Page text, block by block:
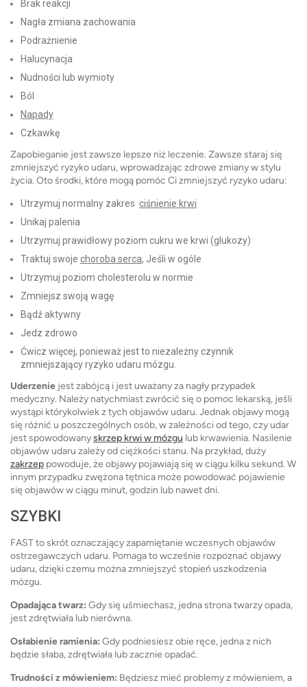
Brak reakcji
Nagła zmiana zachowania
Podrażnienie
Halucynacja
Nudności lub wymioty
Ból
Napady
Czkawkę
Zapobieganie jest zawsze lepsze niż leczenie. Zawsze staraj się
zmniejszyć ryzyko udaru, wprowadzając zdrowe zmiany w stylu
życia. Oto środki, które mogą pomóc Ci zmniejszyć ryzyko udaru:
Utrzymuj normalny zakres ciśnienie krwi
Unikaj palenia
Utrzymuj prawidłowy poziom cukru we krwi (glukozy)
Traktuj swoje choroba serca, Jeśli w ogóle
Utrzymuj poziom cholesterolu w normie
Zmniejsz swoją wagę
Bądź aktywny
Jedz zdrowo
Ćwicz więcej, ponieważ jest to niezależny czynnik
zmniejszający ryzyko udaru mózgu.
Uderzenie jest zabójcą i jest uważany za nagły przypadek
medyczny. Należy natychmiast zwrócić się o pomoc lekarską, jeśli
wystąpi którykolwiek z tych objawów udaru. Jednak objawy mogą
się różnić u poszczególnych osób, w zależności od tego, czy udar
jest spowodowanyskrzep krwi w mózgu lub krwawienia. Nasilenie
objawów udaru zależy od ciężkości stanu. Na przykład, duży
zakrzep powoduje, że objawy pojawiają się w ciągu kilku sekund. W
innym przypadku zwężona tętnica może powodować pojawienie
się objawów w ciągu minut, godzin lub nawet dni.
SZYBKI
FAST to skrót oznaczający zapamiętanie wczesnych objawów
ostrzegawczych udaru. Pomaga to wcześnie rozpoznać objawy
udaru, dzięki czemu można zmniejszyć stopień uszkodzenia
mózgu.
Opadająca twarz: Gdy się uśmiechasz, jedna strona twarzy opada,
jest zdrętwiała lub nierówna.
Osłabienie ramienia: Gdy podniesiesz obie ręce, jedna z nich
będzie słaba, zdrętwiała lub zacznie opadać.
Trudności z mówieniem: Będziesz mieć problemy z mówieniem, a